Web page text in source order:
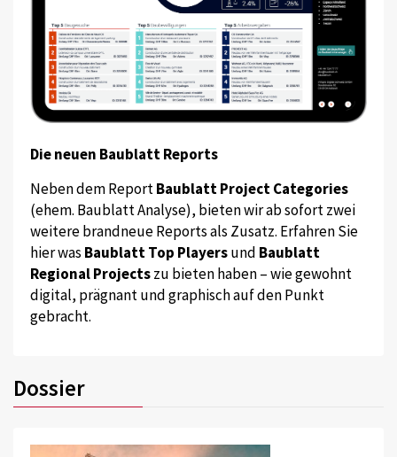
Die neuen Baublatt Reports
Neben dem ReportBaublatt Project Categories
(ehem. Baublatt Analyse), bieten wir ab sofort zwei
weitere brandneue Reports als Zusatz. Erfahren Sie
hier was Baublatt Top Playersund Baublatt
Regional Projectszu bieten haben – wie gewohnt
digital, prägnant und graphisch auf den Punkt
gebracht.
Dossier